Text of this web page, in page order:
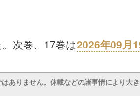
次巻、17巻は2026年09月
ありません。休載などの諸事情により大